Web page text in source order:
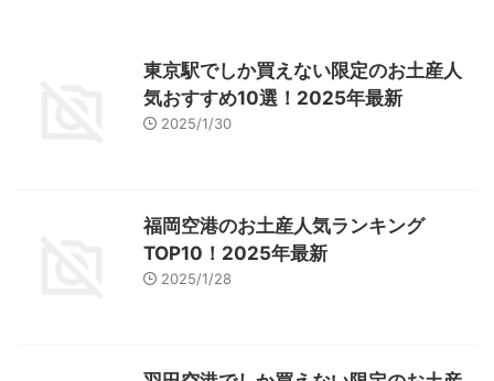
東京駅でしか買えない限定のお土産人
気おすすめ10選！2025年最新
2025/1/30
福岡空港のお土産人気ランキング
TOP10！2025年最新
2025/1/28